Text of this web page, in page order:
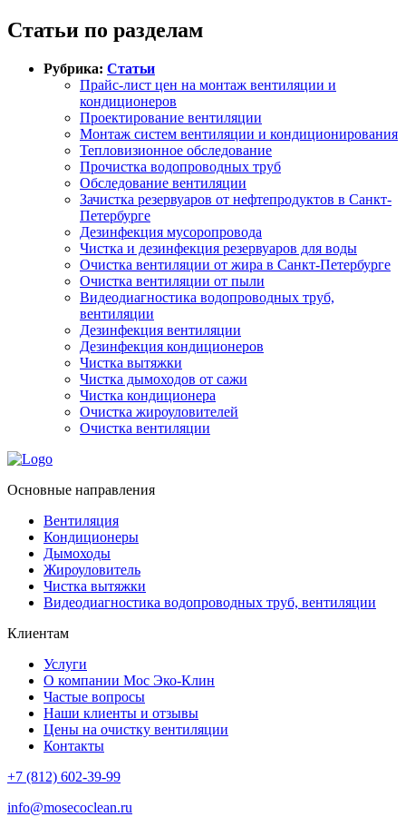
Статьи по разделам
Рубрика: Статьи
Прайс-лист цен на монтаж вентиляции и
кондиционеров
Проектирование вентиляции
Монтаж систем вентиляции и кондиционирования
Тепловизионное обследование
Прочистка водопроводных труб
Обследование вентиляции
Зачистка резервуаров от нефтепродуктов в Санкт-
Петербурге
Дезинфекция мусоропровода
Чистка и дезинфекция резервуаров для воды
Очистка вентиляции от жира в Санкт-Петербурге
Очистка вентиляции от пыли
Видеодиагностика водопроводных труб,
вентиляции
Дезинфекция вентиляции
Дезинфекция кондиционеров
Чистка вытяжки
Чистка дымоходов от сажи
Чистка кондиционера
Очистка жироуловителей
Очистка вентиляции
Основные направления
Вентиляция
Кондиционеры
Дымоходы
Жироуловитель
Чистка вытяжки
Видеодиагностика водопроводных труб, вентиляции
Клиентам
Услуги
О компании Мос Эко-Клин
Частые вопросы
Наши клиенты и отзывы
Цены на очистку вентиляции
Контакты
+7 (812) 602-39-99
info@mosecoclean.ru